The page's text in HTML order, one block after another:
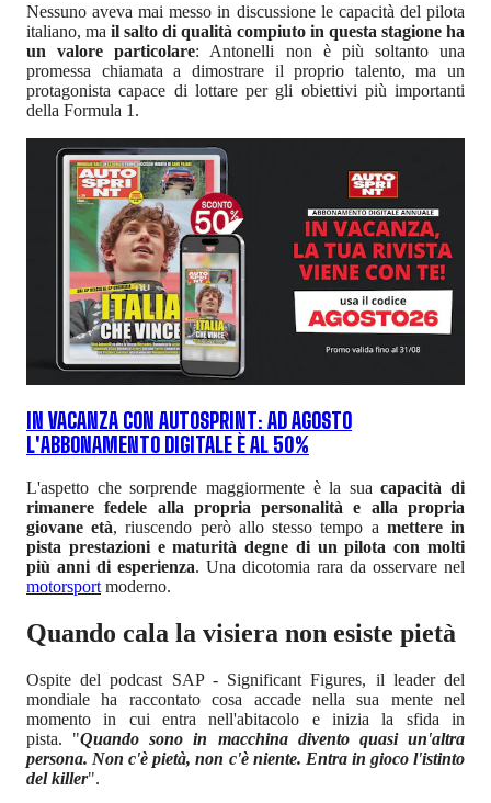
Nessuno aveva mai messo in discussione le capacità del pilota
italiano, ma il salto di qualità compiuto in questa stagione ha
un valore particolare: Antonelli non è più soltanto una
promessa chiamata a dimostrare il proprio talento, ma un
protagonista capace di lottare per gli obiettivi più importanti
della Formula 1.
IN VACANZA CON AUTOSPRINT: AD AGOSTO
L'ABBONAMENTO DIGITALE È AL 50%
L'aspetto che sorprende maggiormente è la suacapacità di
rimanere fedele alla propria personalità e alla propria
giovane età, riuscendo però allo stesso tempo a mettere in
pista prestazioni e maturità degne di un pilota con molti
più anni di esperienza. Una dicotomia rara da osservare nel
motorsport moderno.
Quando cala la visiera non esiste pietà
Ospite del podcast SAP - Significant Figures, il leader del
mondiale ha raccontato cosa accade nella sua mente nel
momento in cui entra nell'abitacolo e inizia la sfida in
pista. "Quando sono in macchina divento quasi un'altra
persona. Non c'è pietà, non c'è niente. Entra in gioco l'istinto
del killer".